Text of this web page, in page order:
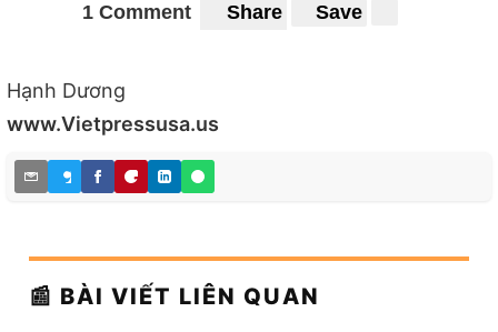
1 Comment Share Save
Hạnh Dương
www.Vietpressusa.us
📰 BÀI VIẾT LIÊN QUAN